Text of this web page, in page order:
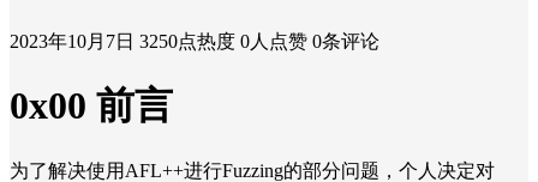
2023年10月7日 3250点热度 0人点赞 0条评论
0x00 前言
为了解决使用AFL++进行Fuzzing的部分问题，个人决定对